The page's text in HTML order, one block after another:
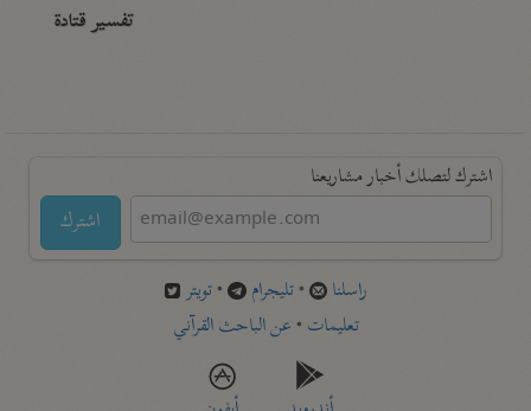
تفسير قتادة
اشترك لتصلك أخبار مشاريعنا
اشترك
راسلنا •تليجرام •تويتر
تعليمات •عن الباحث القرآني